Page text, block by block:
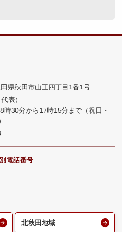
県秋田市山王四丁目1番1号
表）
時30分から17時15分まで （祝日・
電話番号
北秋田地域